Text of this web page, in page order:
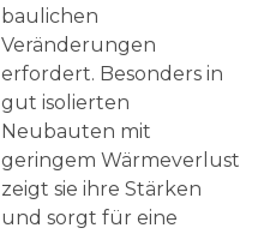
baulichen
Veränderungen
erfordert. Besonders in
gut isolierten
Neubauten mit
geringem Wärmeverlust
zeigt sie ihre Stärken
und sorgt für eine